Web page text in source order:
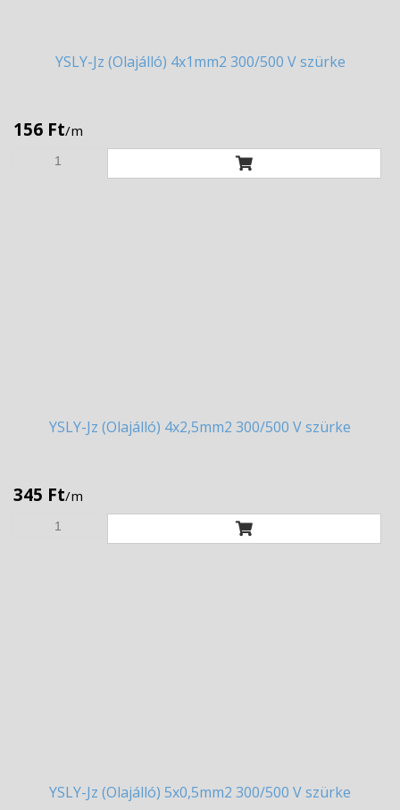
YSLY-Jz (Olajálló) 4x1mm2 300/500 V szürke
156 Ft/m
YSLY-Jz (Olajálló) 4x2,5mm2 300/500 V szürke
345 Ft/m
YSLY-Jz (Olajálló) 5x0,5mm2 300/500 V szürke